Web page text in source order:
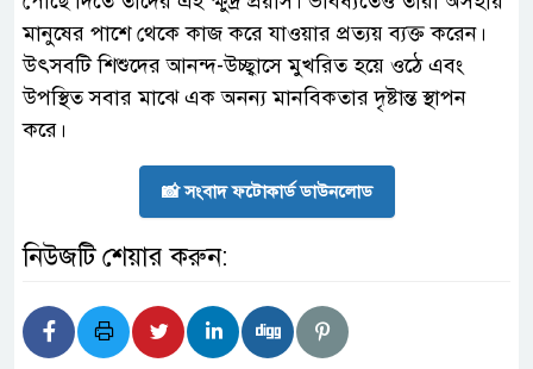
মানুষের পাশে থেকে কাজ করে যাওয়ার প্রত্যয় ব্যক্ত করেন।
উৎসবটি শিশুদের আনন্দ-উচ্ছ্বাসে মুখরিত হয়ে ওঠে এবং
উপস্থিত সবার মাঝে এক অনন্য মানবিকতার দৃষ্টান্ত স্থাপন
করে।
📸 সংবাদ ফটোকার্ড ডাউনলোড
নিউজটি শেয়ার করুন: